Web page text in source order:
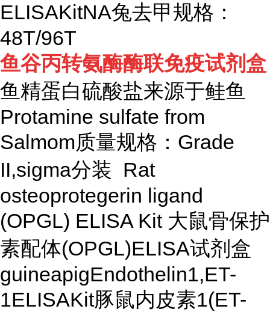
ELISAKitNA兔去甲规格：
48T/96T
鱼谷丙转氨酶酶联免疫试剂盒
鱼精蛋白硫酸盐来源于鲑鱼
Protamine sulfate from
Salmom质量规格：Grade
II,sigma分装 Rat
osteoprotegerin ligand
(OPGL) ELISA Kit 大鼠骨保护
素配体(OPGL)ELISA试剂盒
guineapigEndothelin1,ET-
1ELISAKit豚鼠内皮素1(ET-